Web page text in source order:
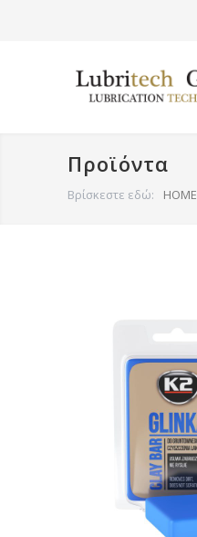
Προϊόντα
Βρίσκεστε εδώ: HOME